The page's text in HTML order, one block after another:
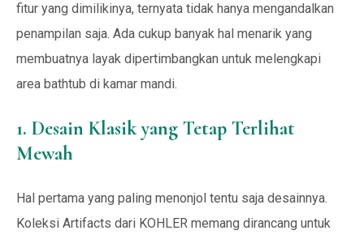
fitur yang dimilikinya, ternyata tidak hanya mengandalkan
penampilan saja. Ada cukup banyak hal menarik yang
membuatnya layak dipertimbangkan untuk melengkapi
area bathtub di kamar mandi.
1. Desain Klasik yang Tetap Terlihat
Mewah
Hal pertama yang paling menonjol tentu saja desainnya.
Koleksi Artifacts dari KOHLER memang dirancang untuk